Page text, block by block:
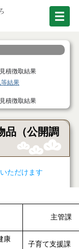
積徴取結果
結果
積徴取結果
（公開調
ただけます
主管課
康
子育て支援課